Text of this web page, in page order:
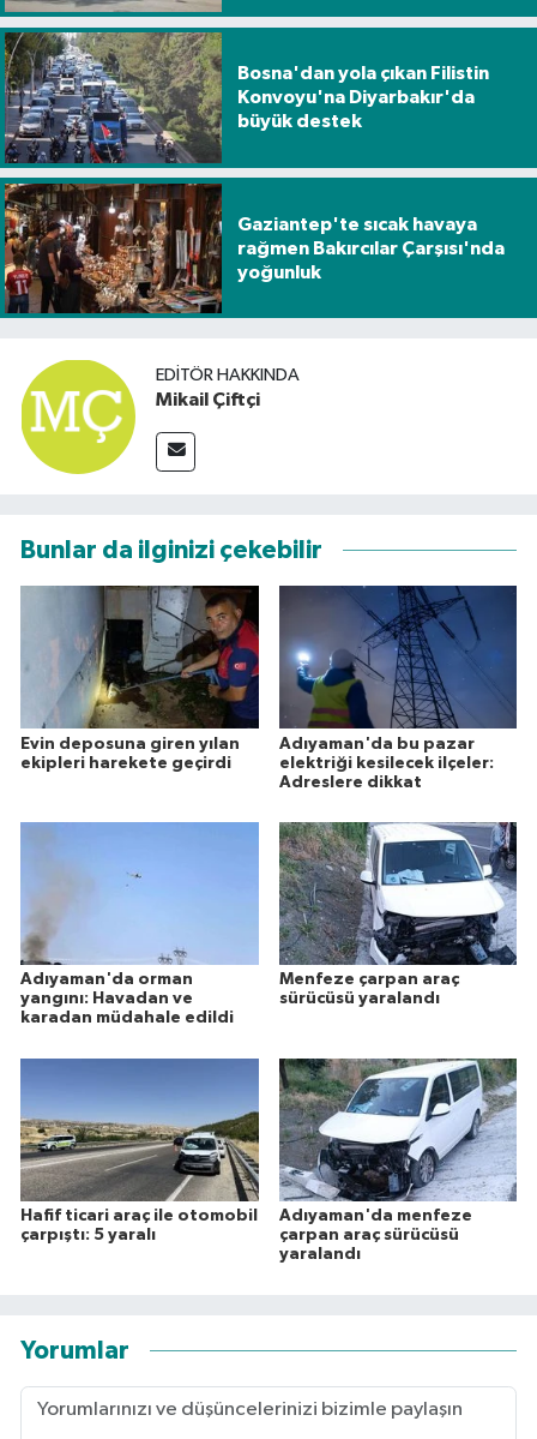
Bosna'dan yola çıkan Filistin
Konvoyu'na Diyarbakır'da
büyük destek
Gaziantep'te sıcak havaya
rağmen Bakırcılar Çarşısı'nda
yoğunluk
EDITÖR HAKKINDA
Mikail Çiftçi
Bunlar da ilginizi çekebilir
Evin deposuna giren yılan
ekipleri harekete geçirdi
Adıyaman'da bu pazar
elektriği kesilecek ilçeler:
Adreslere dikkat
Adıyaman'da orman
yangını: Havadan ve
karadan müdahale edildi
Menfeze çarpan araç
sürücüsü yaralandı
Hafif ticari araç ile otomobil
çarpıştı: 5 yaralı
Adıyaman'da menfeze
çarpan araç sürücüsü
yaralandı
Yorumlar